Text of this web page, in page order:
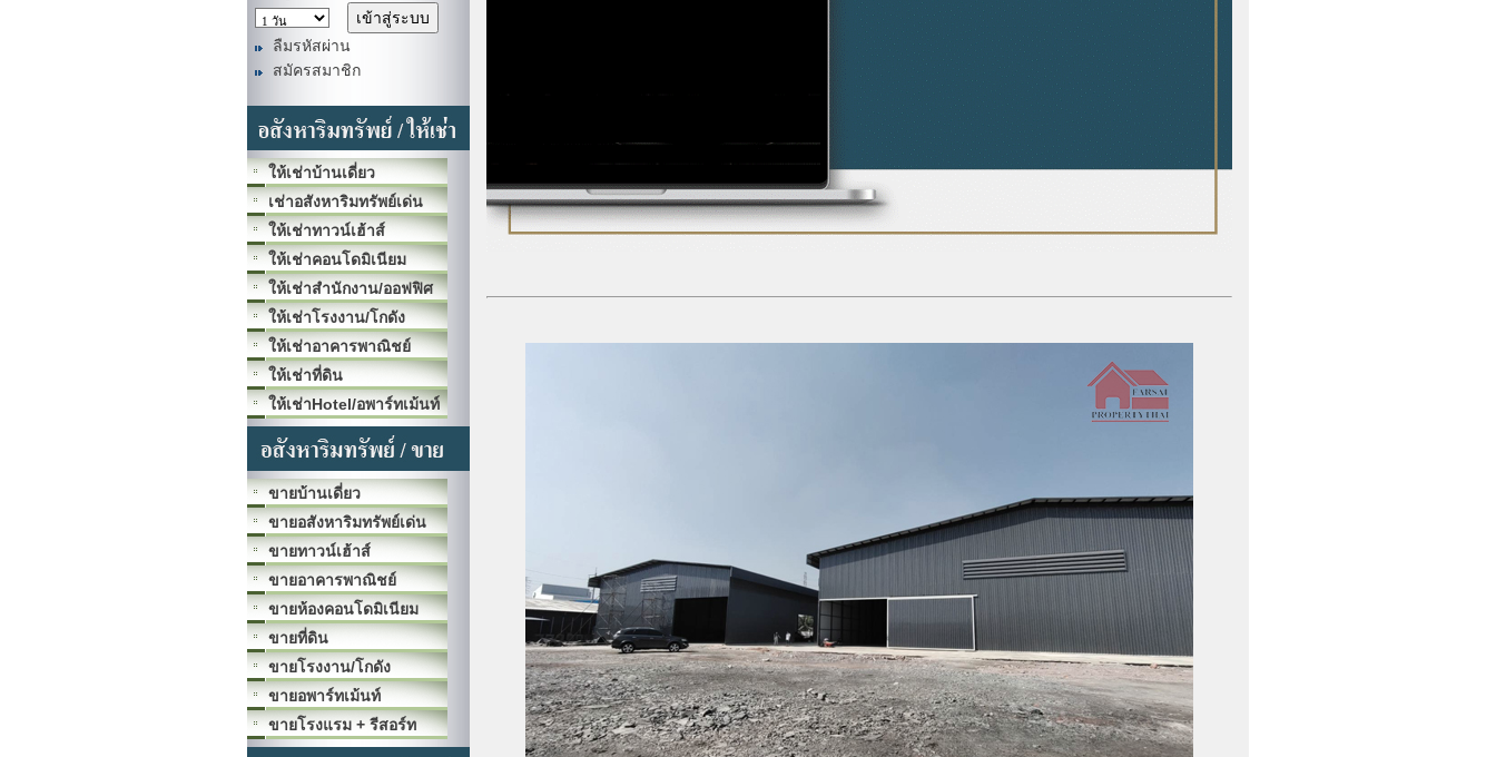
ลืมรหัสผ่าน
สมัครสมาชิก
ให้เช่าบ้านเดี่ยว
เช่าอสังหาริมทรัพย์เด่น
ให้เช่าทาวน์เฮ้าส์
ให้เช่าคอนโดมิเนียม
ให้เช่าสำนักงาน/ออฟฟิศ
ให้เช่าโรงงาน/โกดัง
ให้เช่าอาคารพาณิชย์
ให้เช่าที่ดิน
ให้เช่าHotel/อพาร์ทเม้นท์
ขายบ้านเดี่ยว
ขายอสังหาริมทรัพย์เด่น
ขายทาวน์เฮ้าส์
ขายอาคารพาณิชย์
ขายห้องคอนโดมิเนียม
ขายที่ดิน
ขายโรงงาน/โกดัง
ขายอพาร์ทเม้นท์
ขายโรงแรม + รีสอร์ท